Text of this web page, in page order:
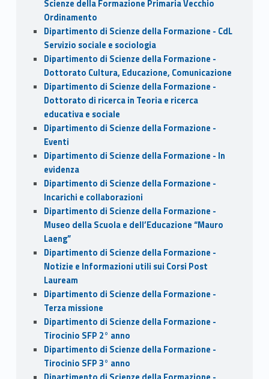
Scienze della Formazione Primaria Vecchio
Ordinamento
Dipartimento di Scienze della Formazione - CdL
Servizio sociale e sociologia
Dipartimento di Scienze della Formazione -
Dottorato Cultura, Educazione, Comunicazione
Dipartimento di Scienze della Formazione -
Dottorato di ricerca in Teoria e ricerca
educativa e sociale
Dipartimento di Scienze della Formazione -
Eventi
Dipartimento di Scienze della Formazione - In
evidenza
Dipartimento di Scienze della Formazione -
Incarichi e collaborazioni
Dipartimento di Scienze della Formazione -
Museo della Scuola e dell’Educazione “Mauro
Laeng”
Dipartimento di Scienze della Formazione -
Notizie e Informazioni utili sui Corsi Post
Lauream
Dipartimento di Scienze della Formazione -
Terza missione
Dipartimento di Scienze della Formazione -
Tirocinio SFP 2° anno
Dipartimento di Scienze della Formazione -
Tirocinio SFP 3° anno